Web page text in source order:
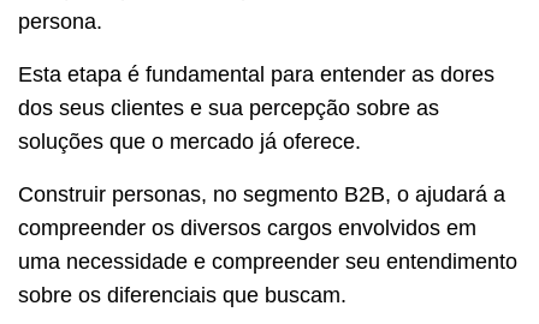
persona.
Esta etapa é fundamental para entender as dores
dos seus clientes e sua percepção sobre as
soluções que o mercado já oferece.
Construir personas, no segmento B2B, o ajudará a
compreender os diversos cargos envolvidos em
uma necessidade e compreender seu entendimento
sobre os diferenciais que buscam.